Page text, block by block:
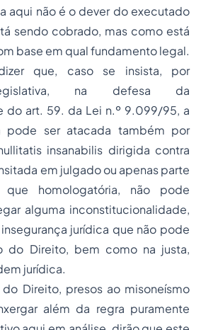
aqui não é o dever do executado
sendo cobrado, mas como está
base em qual fundamento legal.
que, caso se insista, por
na defesa da
do art. 59. da Lei n.º 9.099/95, a
pode ser atacada também por
insanabilis dirigida contra
em julgado ou apenas parte
homologatória, não pode
alguma inconstitucionalidade,
jurídica que não pode
do Direito, bem como na justa,
jurídica.
Direito, presos ao misoneísmo
além da regra puramente